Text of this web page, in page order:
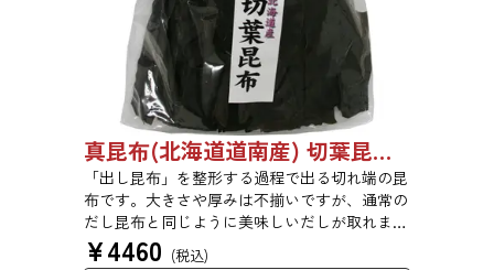
真昆布(北海道道南産) 切葉昆布 1kg 【●受注生産品】03070048
「出し昆布」を整形する過程で出る切れ端の昆
布です。大きさや厚みは不揃いですが、通常の
だし昆布と同じように美味しいだしが取れま
す。
¥4460 (税込)